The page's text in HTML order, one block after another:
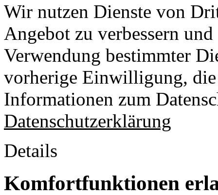
Wir nutzen Dienste von
Angebot zu verbessern
Verwendung bestimmter
vorherige Einwilligung,
Informationen zum
Datenschutzerklärung
Details
Komfortfunktionen